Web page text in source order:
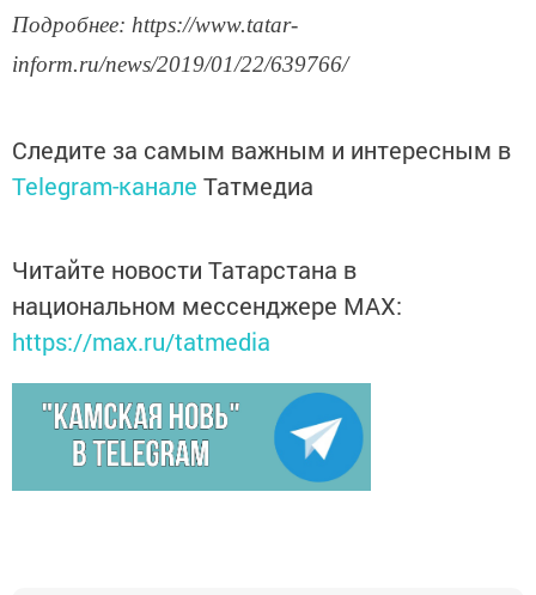
Подробнее: https://www.tatar-
inform.ru/news/2019/01/22/639766/
Следите за самым важным и интересным в
Telegram-канале Татмедиа
Читайте новости Татарстана в
национальном мессенджере MАХ:
https://max.ru/tatmedia